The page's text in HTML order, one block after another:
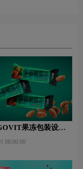
果冻包装设计
08:00:00